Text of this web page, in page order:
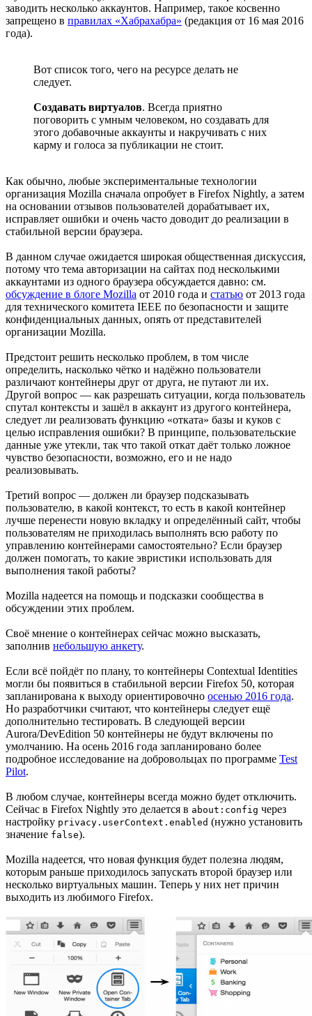
заводить несколько аккаунтов. Например, такое косвенно
запрещено в правилах «Хабрахабра» (редакция от 16 мая 2016
года).
Вот список того, чего на ресурсе делать не
следует.
Создавать виртуалов. Всегда приятно
поговорить с умным человеком, но создавать для
этого добавочные аккаунты и накручивать с них
карму и голоса за публикации не стоит.
Как обычно, любые экспериментальные технологии
организация Mozilla сначала опробует в Firefox Nightly, а затем
на основании отзывов пользователей дорабатывает их,
исправляет ошибки и очень часто доводит до реализации в
стабильной версии браузера.
В данном случае ожидается широкая общественная дискуссия,
потому что тема авторизации на сайтах под несколькими
аккаунтами из одного браузера обсуждается давно: см.
обсуждение в блоге Mozilla от 2010 года и статью от 2013 года
для технического комитета IEEE по безопасности и защите
конфиденциальных данных, опять от представителей
организации Mozilla.
Предстоит решить несколько проблем, в том числе
определить, насколько чётко и надёжно пользователи
различают контейнеры друг от друга, не путают ли их.
Другой вопрос — как разрешать ситуации, когда пользователь
спутал контексты и зашёл в аккаунт из другого контейнера,
следует ли реализовать функцию «отката» базы и куков с
целью исправления ошибки? В принципе, пользовательские
данные уже утекли, так что такой откат даёт только ложное
чувство безопасности, возможно, его и не надо
реализовывать.
Третий вопрос — должен ли браузер подсказывать
пользователю, в какой контекст, то есть в какой контейнер
лучше перенести новую вкладку и определённый сайт, чтобы
пользователям не приходилась выполнять всю работу по
управлению контейнерами самостоятельно? Если браузер
должен помогать, то какие эвристики использовать для
выполнения такой работы?
Mozilla надеется на помощь и подсказки сообщества в
обсуждении этих проблем.
Своё мнение о контейнерах сейчас можно высказать,
заполнив небольшую анкету.
Если всё пойдёт по плану, то контейнеры Contextual Identities
могли бы появиться в стабильной версии Firefox 50, которая
запланирована к выходу ориентировочно осенью 2016 года.
Но разработчики считают, что контейнеры следует ещё
дополнительно тестировать. В следующей версии
Aurora/DevEdition 50 контейнеры не будут включены по
умолчанию. На осень 2016 года запланировано более
подробное исследование на добровольцах по программе Test
Pilot.
В любом случае, контейнеры всегда можно будет отключить.
Сейчас в Firefox Nightly это делается в about:config через
настройку privacy.userContext.enabled (нужно установить
значение false).
Mozilla надеется, что новая функция будет полезна людям,
которым раньше приходилось запускать второй браузер или
несколько виртуальных машин. Теперь у них нет причин
выходить из любимого Firefox.